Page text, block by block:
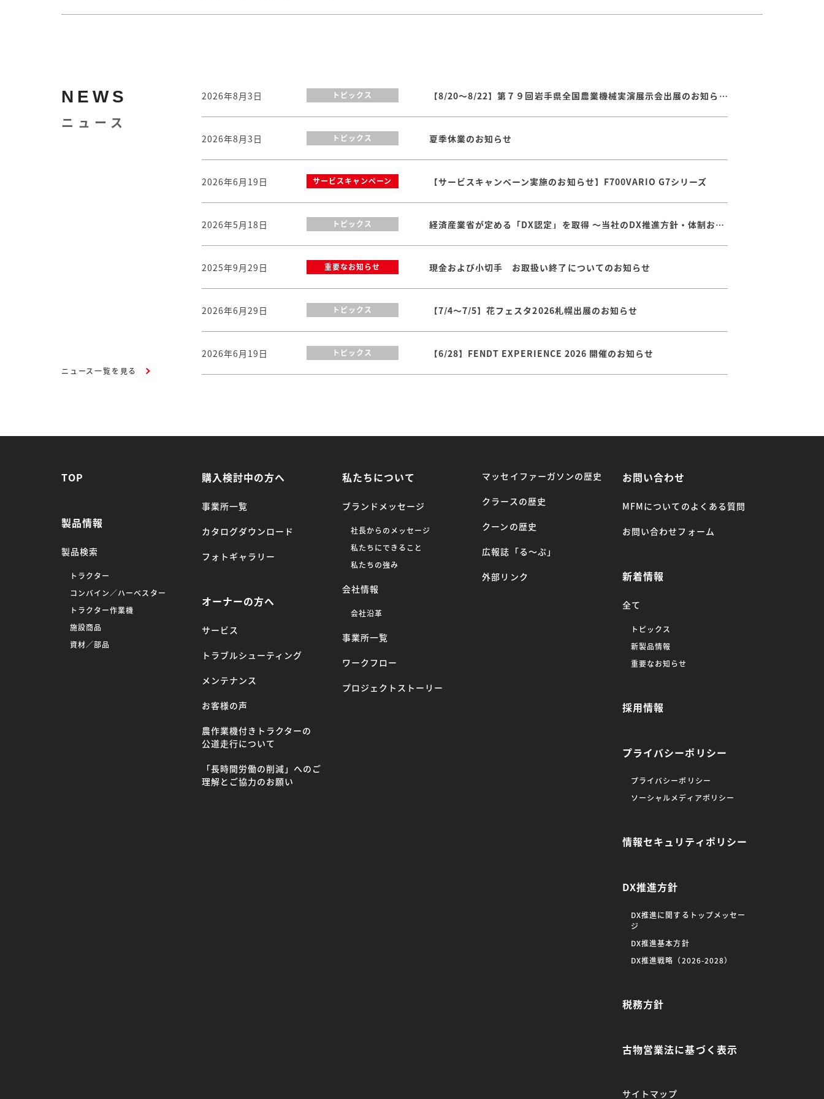
NEWS
ニュース
ニュース一覧を見る
2026年8月3日 トピックス 【8/20～8/22】第７９回岩手県全国農業機械実演展示会出展のお知らせ
2026年8月3日 トピックス 夏季休業のお知らせ
2026年6月19日 サービスキャンペーン 【サービスキャンペーン実施のお知らせ】F700VARIO G7シリーズ
2026年5月18日 トピックス 経済産業省が定める「DX認定」を取得 ～当社のDX推進方針・体制および取り組みが認められました
2025年9月29日 重要なお知らせ 現金および小切手 お取扱い終了についてのお知らせ
2026年6月29日 トピックス 【7/4～7/5】花フェスタ2026札幌出展のお知らせ
2026年6月19日 トピックス 【6/28】FENDT EXPERIENCE 2026 開催のお知らせ
TOP
製品情報
製品検索
トラクター
コンバイン／ハーベスター
トラクター作業機
施設商品
資材／部品
購入検討中の方へ
事業所一覧
カタログダウンロード
フォトギャラリー
オーナーの方へ
サービス
トラブルシューティング
メンテナンス
お客様の声
農作業機付きトラクターの
公道走行について
「長時間労働の削減」へのご
理解とご協力のお願い
私たちについて
ブランドメッセージ
社長からのメッセージ
私たちにできること
私たちの強み
会社情報
会社沿革
事業所一覧
ワークフロー
プロジェクトストーリー
マッセイファーガソンの歴史
クラースの歴史
クーンの歴史
広報誌「る〜ぷ」
外部リンク
お問い合わせ
MFMについてのよくある質問
お問い合わせフォーム
新着情報
全て
トピックス
新製品情報
重要なお知らせ
採用情報
プライバシーポリシー
プライバシーポリシー
ソーシャルメディアポリシー
情報セキュリティポリシー
DX推進方針
DX推進に関するトップメッセー
ジ
DX推進基本方針
DX推進戦略（2026-2028）
税務方針
古物営業法に基づく表示
サイトマップ